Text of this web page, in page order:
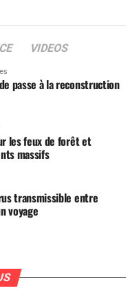
VIDEOS
passe à la reconstruction
les feux de forêt et
massifs
transmissible entre
voyage